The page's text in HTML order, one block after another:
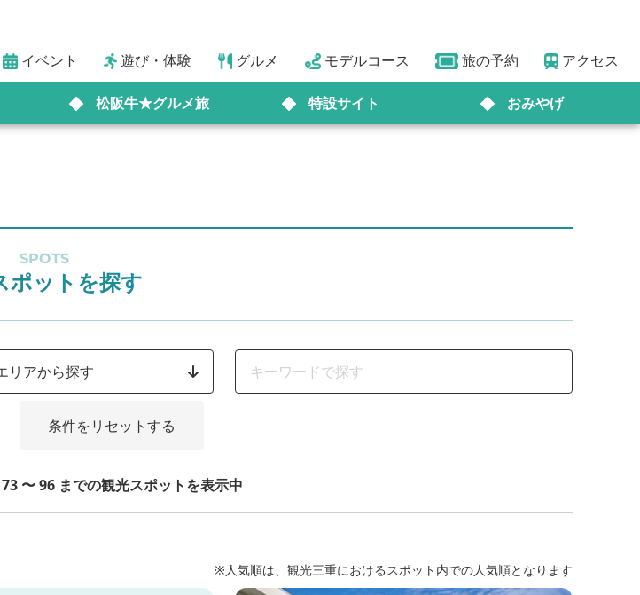
イベント 遊び・体験 グルメ モデルコース 旅の予約 アクセス
松阪牛★グルメ旅 特設サイト おみやげ
SPOTS
ポットを探す
リアから探す
条件をリセットする
〜 96 までの観光スポットを表示中
※人気順は、観光三重におけるスポット内での人気順となります